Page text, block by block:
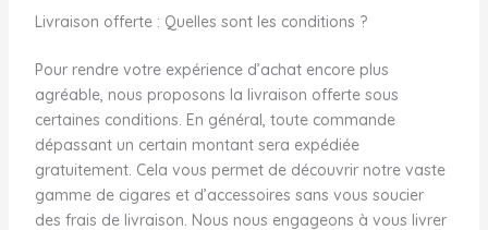
Livraison offerte : Quelles sont les conditions ?
Pour rendre votre expérience d’achat encore plus
agréable, nous proposons la livraison offerte sous
certaines conditions. En général, toute commande
dépassant un certain montant sera expédiée
gratuitement. Cela vous permet de découvrir notre vaste
gamme de cigares et d’accessoires sans vous soucier
des frais de livraison. Nous nous engageons à vous livrer